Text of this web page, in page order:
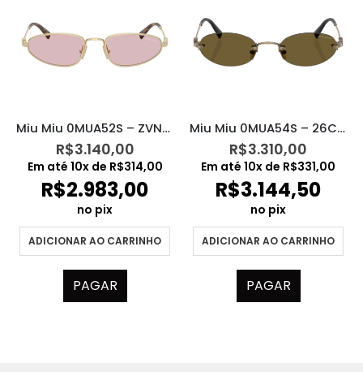
Miu Miu 0MUA52S – ZVN4I0
R$3.140,00
Em até 10x de R$314,00
R$2.983,00
no pix
ADICIONAR AO CARRINHO
PAGAR
Miu Miu 0MUA54S – 26C09Z
R$3.310,00
Em até 10x de R$331,00
R$3.144,50
no pix
ADICIONAR AO CARRINHO
PAGAR